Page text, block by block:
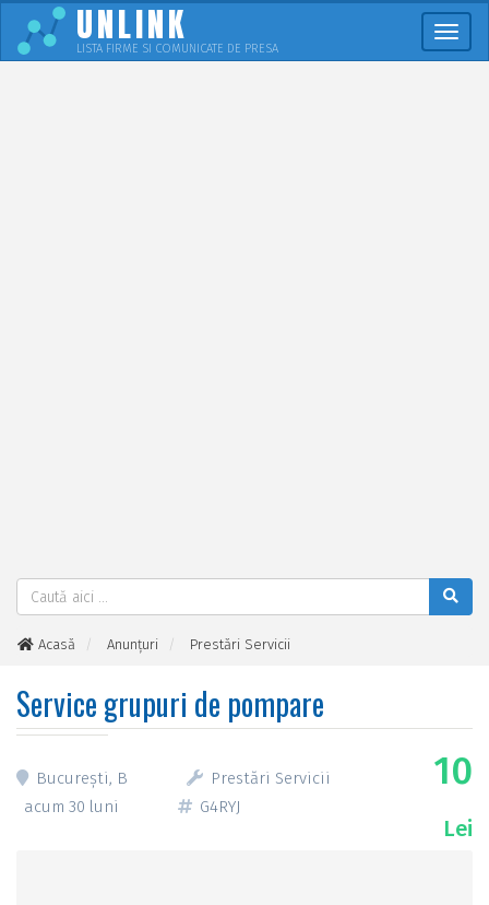
UNLINK
LISTA FIRME SI COMUNICATE DE PRESA
Acasă Anunțuri
Prestări Servicii
Service grupuri de pompare
București, B
Prestări Servicii
acum 30 luni
G4RYJ
10
Lei